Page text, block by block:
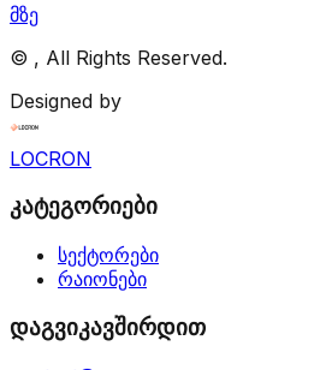
მზე
© , All Rights Reserved.
Designed by
LOCRON
კატეგორიები
სექტორები
რაიონები
დაგვიკავშირდით